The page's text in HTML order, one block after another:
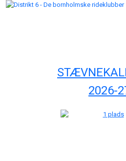
2026-